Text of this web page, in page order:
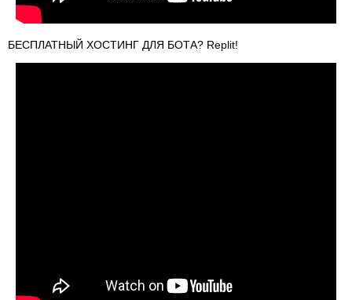
БЕСПЛАТНЫЙ ХОСТИНГ ДЛЯ БОТА? Replit!